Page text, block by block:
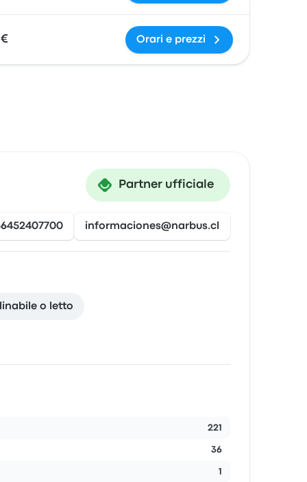
€ Orari e prezzi
Partner ufficiale
informaciones@narbus.cl
o letto
221
36
1